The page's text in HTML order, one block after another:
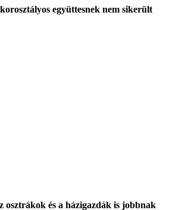
együttesnek nem sikerült
és a házigazdák is jobbnak